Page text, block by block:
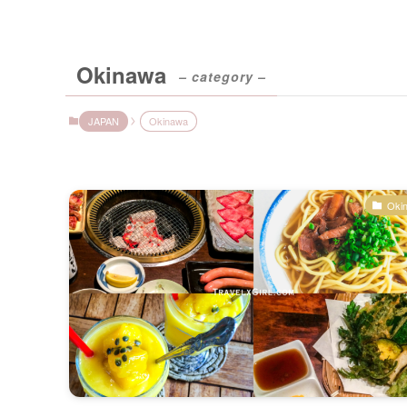
Okinawa – category –
JAPAN Okinawa